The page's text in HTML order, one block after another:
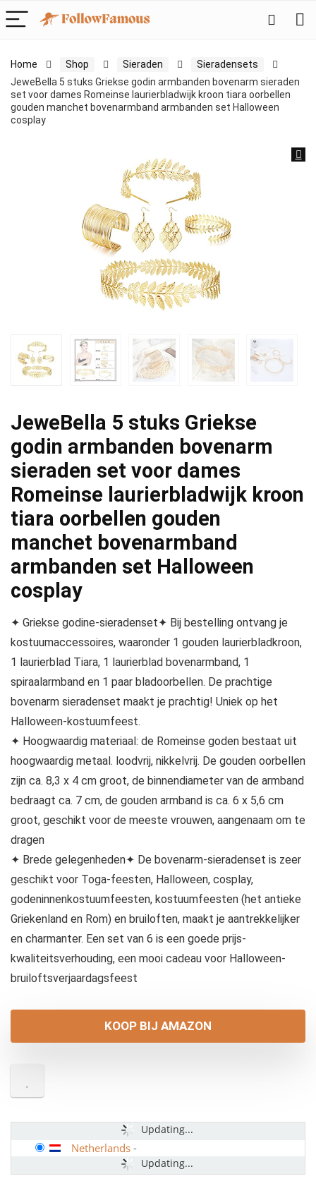
Home Shop Sieraden
Sieradensets
JeweBella 5 stuks Griekse godin armbanden bovenarm sieraden
set voor dames Romeinse laurierbladwijk kroon tiara oorbellen
gouden manchet bovenarmband armbanden set Halloween
cosplay
JeweBella 5 stuks Griekse
godin armbanden bovenarm
sieraden set voor dames
Romeinse laurierbladwijk kroon
tiara oorbellen gouden
manchet bovenarmband
armbanden set Halloween
cosplay
✦ Griekse godine-sieradenset✦ Bij bestelling ontvang je
kostuumaccessoires, waaronder 1 gouden laurierbladkroon,
1 laurierblad Tiara, 1 laurierblad bovenarmband, 1
spiraalarmband en 1 paar bladoorbellen. De prachtige
bovenarm sieradenset maakt je prachtig! Uniek op het
Halloween-kostuumfeest.
✦ Hoogwaardig materiaal: de Romeinse goden bestaat uit
hoogwaardig metaal. loodvrij, nikkelvrij. De gouden oorbellen
zijn ca. 8,3 x 4 cm groot, de binnendiameter van de armband
bedraagt ca. 7 cm, de gouden armband is ca. 6 x 5,6 cm
groot, geschikt voor de meeste vrouwen, aangenaam om te
dragen
✦ Brede gelegenheden✦ De bovenarm-sieradenset is zeer
geschikt voor Toga-feesten, Halloween, cosplay,
godeninnenkostuumfeesten, kostuumfeesten (het antieke
Griekenland en Rom) en bruiloften, maakt je aantrekkelijker
en charmanter. Een set van 6 is een goede prijs-
kwaliteitsverhouding, een mooi cadeau voor Halloween-
bruiloftsverjaardagsfeest
KOOP BIJ AMAZON
Updating...
Updating...
Netherlands -